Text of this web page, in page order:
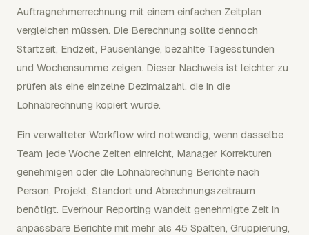
Auftragnehmerrechnung mit einem einfachen Zeitplan
vergleichen müssen. Die Berechnung sollte dennoch
Startzeit, Endzeit, Pausenlänge, bezahlte Tagesstunden
und Wochensumme zeigen. Dieser Nachweis ist leichter zu
prüfen als eine einzelne Dezimalzahl, die in die
Lohnabrechnung kopiert wurde.
Ein verwalteter Workflow wird notwendig, wenn dasselbe
Team jede Woche Zeiten einreicht, Manager Korrekturen
genehmigen oder die Lohnabrechnung Berichte nach
Person, Projekt, Standort und Abrechnungszeitraum
benötigt. Everhour Reporting wandelt genehmigte Zeit in
anpassbare Berichte mit mehr als 45 Spalten, Gruppierung,